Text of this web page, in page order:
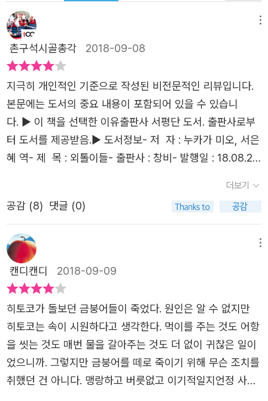
지. 지금처럼 쓸쓸한 날들에, 저렇게 보여도 지쳐 있다고. 다
만 두려워서 발을 내디디지 못하는 거란다.” ― 129면 또 다
른 ‘외톨이’인 후유키는 전학 간 도쿄에서도 사사건건 자신
을 간섭하고 조종하려 드는 어머니 때문에 마음 편히 지내지
못했다. 고등학생이 된 후유키는 할머니가 계신 고향으로 다
시 돌아와 히토코를 만난다. 후유키는 “얽히지 않아도 되는
사람과는 얽히지 않는다.”라는 신조로 고독하고 당당한 외톨
이가 되어 버린 히토코의 달라진 모습에 놀라지만, 어머니에
게 짓눌린 채 살아온 자기 삶을 겹쳐 보며 그 신선한 면모에
될 사람’이 되고 싶어 하고, 히토코 역시 외톨이였던 자기 삶
에 나타난 친구 후유키를 서서히 받아들인다. 둘은 자기 내
면에만 침잠하지 않고 서로의 상처를 보듬어 주면서 한 뼘씩
성장한다. “지금 이야기를 들은 걸로는 헤어지길 잘한 것 같
아. 어머니와.” “그렇게 생각해?” “가족을 잃어버렸을진 모
르지만, 후유키는 후유키 자신을 잃어버리진 않았잖아.” ―
242면 상처와 오해로 가득했던 잔혹한 청춘을 한 번쯤 돌아
보게 만드는 이야기 『외톨이들』은 히토코와 후유키, 아키히
로 등 주인공들이 초등학교 때부터 고등학교에 올라갈 때까
지의 모습을 찬찬히 따라가며 인물의 변화에 집중한다. 히토
코는 후유키와 함께 고등학교 문화제에 합창 공연을 올리게
되고, 동급생들 사이에서 피아노 반주를 훌륭하게 해내며 달
촌구석시골총각 2018-09-08
지극히 개인적인 기준으로 작성된 비전문적인 리뷰입니다.
본문에는 도서의 중요 내용이 포함되어 있을 수 있습니
다. ▶ 이 책을 선택한 이유출판사 서평단 도서. 출판사로부
터 도서를 제공받음.▶ 도서정보- 저 자 : 누카가 미오, 서은
혜 역- 제 목 : 외톨이들- 출판사 : 창비- 발행일 : 18.08.24
줄평)어린 시절. 더욱더 아팠을 히토코. 일본 특유의 감성과
시선으로 바라본 아이의 아픔과 상처가 아무는 과정을 그리
는 말이지만, 잘 쓰지 않는 단어. 그래서일까 '외톨이'라는 표
현을 들으면 마음부터 아려온다. 서평단 모집 글에서 제목만
보고 신청을 했다. 그 단어의 아림이 이야기 속에 녹아 있다.
제목만 그렇길 바랐는데 그렇지 못했다. 하나의 외톨이도 마
음이 아린데... 외톨이들...이라니... 제목만 보고 울컥하기는
처음이다.읽는 내내 약간의 불편함이라고 할까, 그런 부분이
있었다. 번역의 문제인지, 원작 자체의 문제인지는 모르지만
문장과 글의 억양이 주는 '약간의 거슬림'이 있었다. 이 부분
더보기
공감 (8) 댓글 (0)
캔디캔디 2018-09-09
히토코가 돌보던 금붕어들이 죽었다. 원인은 알 수 없지만
히토코는 속이 시원하다고 생각한다. 먹이를 주는 것도 어항
을 씻는 것도 매번 물을 갈아주는 것도 더 없이 귀찮은 일이
었으니까. 그렇지만 금붕어를 떼로 죽이기 위해 무슨 조치를
취했던 건 아니다. 맹랑하고 버릇없고 이기적일지언정 사이